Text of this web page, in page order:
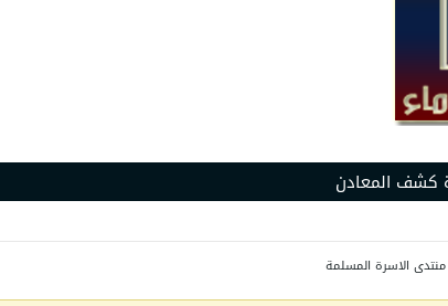
كشف المعادن
منتدى الاسرة المسلمة